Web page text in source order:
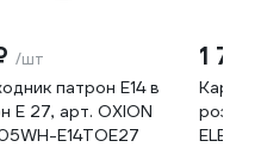
/шт
патрон Е14 в
Е 27, арт. OXION
E14TOE27
1